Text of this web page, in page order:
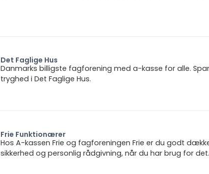
Det Faglige Hus
Danmarks billigste fagforening med a-kasse for alle.
tryghed i Det Faglige Hus.
Frie Funktionærer
Hos A-kassen Frie og fagforeningen Frie er du godt
sikkerhed og personlig rådgivning, når du har brug for det.